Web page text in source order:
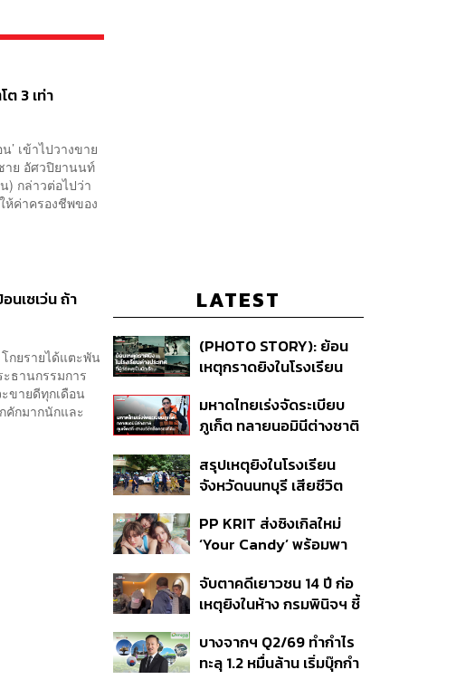
3 เท่า
’ เข้าไปวางขาย
าย อัศวปิยานนท์
) กล่าวต่อไปว่า
ห้ค่าครองชีพของ
นเซเว่น ถ้า
กยรายได้แตะพัน
ธานกรรมการ
ขายดีทุกเดือน
คักมากนักและ
LATEST
(PHOTO STORY): ย้อน
เหตุกราดยิงในโรงเรียน
นักเรียน
มหาดไทยเร่งจัดระเบียบ
ภูเก็ต ทลายนอมินีต่างชาติ
ที่ดิน เคลียร์ใบอนุญาต
โรงแรมค้าง 7 ปี
สรุปเหตุยิงในโรงเรียน
จังหวัดนนทบุรี เสียชีวิต
ปมค้นประวัติคดีกราดยิงที่
สหรัฐฯ
PP KRIT ส่งซิงเกิลใหม่
‘Your Candy’ พร้อมพา
สิกวิดีโอ
จับตาคดีเยาวชน 14 ปี ก่อ
เหตุยิงในห้าง กรมพินิจฯ ชี้
เนื่อง ประเมินปล่อยตัว
บางจากฯ Q2/69 ทำกำไร
ทะลุ 1.2 หมื่นล้าน เริ่มบุ๊กกำ